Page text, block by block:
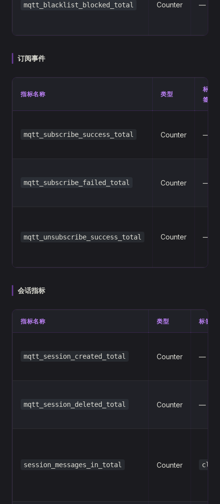
mqtt_blacklist_blocked_total Counter —
订阅事件
指标名称 类型
标
签
mqtt_subscribe_success_total Counter —
mqtt_subscribe_failed_total Counter —
mqtt_unsubscribe_success_total Counter —
会话指标
指标名称 类型 标签
mqtt_session_created_total Counter —
mqtt_session_deleted_total Counter —
session_messages_in_total Counter